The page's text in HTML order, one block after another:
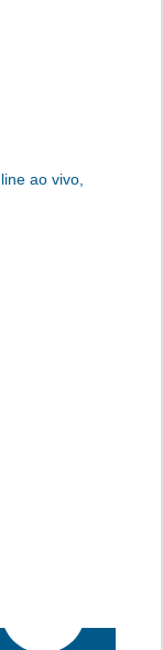
ao vivo,